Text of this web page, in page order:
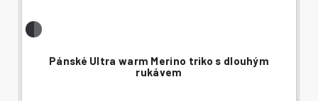
Pánské Ultra warm Merino triko s dlouhým
rukávem